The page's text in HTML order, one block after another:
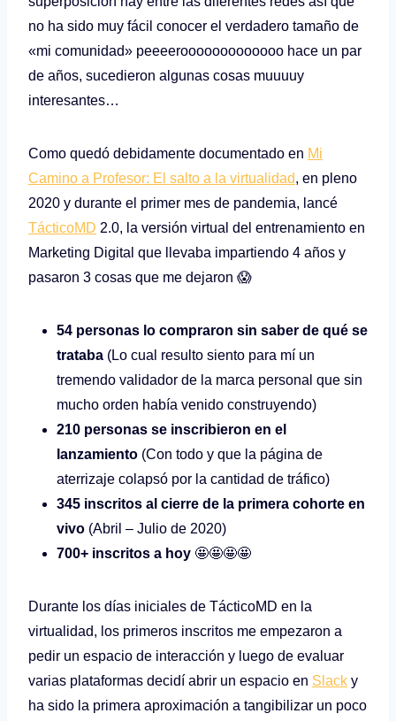
no ha sido muy fácil conocer el verdadero tamaño de
«mi comunidad» peeeerooooooooooooo hace un par
de años, sucedieron algunas cosas muuuuy
interesantes…
Como quedó debidamente documentado en Mi
Camino a Profesor: El salto a la virtualidad, en pleno
2020 y durante el primer mes de pandemia, lancé
TácticoMD 2.0, la versión virtual del entrenamiento en
Marketing Digital que llevaba impartiendo 4 años y
pasaron 3 cosas que me dejaron 😱
54 personas lo compraron sin saber de qué se
trataba (Lo cual resulto siento para mí un
tremendo validador de la marca personal que sin
mucho orden había venido construyendo)
210 personas se inscribieron en el
lanzamiento (Con todo y que la página de
aterrizaje colapsó por la cantidad de tráfico)
345 inscritos al cierre de la primera cohorte en
vivo (Abril – Julio de 2020)
700+ inscritos a hoy 🤩🤩🤩🤩
Durante los días iniciales de TácticoMD en la
virtualidad, los primeros inscritos me empezaron a
pedir un espacio de interacción y luego de evaluar
varias plataformas decidí abrir un espacio en Slack y
ha sido la primera aproximación a tangibilizar un poco